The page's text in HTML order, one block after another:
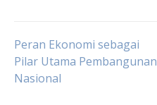
Post
navigation
Peran Ekonomi sebagai
Pilar Utama Pembangunan
Nasional